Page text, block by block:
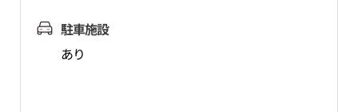
駐車施設
あり